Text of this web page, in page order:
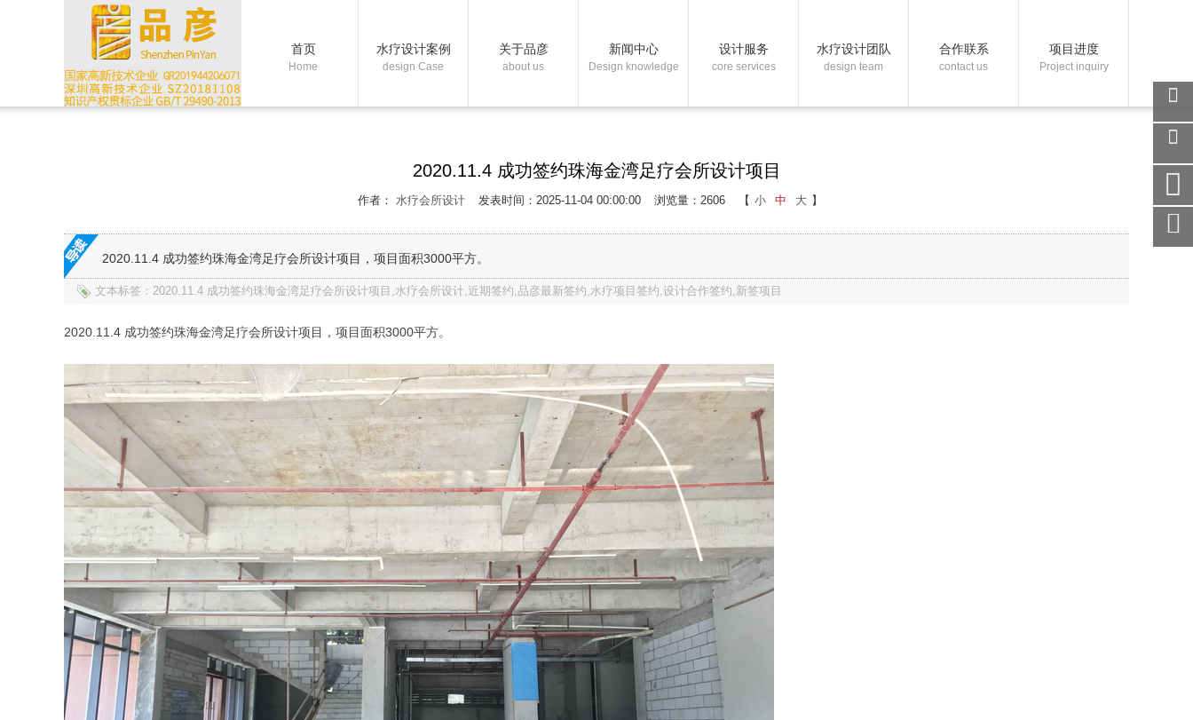
首页
Home
水疗设计案例
design Case
关于品彦
about us
新闻中心
Design knowledge
设计服务
core services
水疗设计团队
design team
合作联系
contact us
项目进度
Project inquiry
2020.11.4 成功签约珠海金湾足疗会所设计项目
作者： 水疗会所设计 发表时间：2025-11-04 00:00:00 浏览量：2606 【 小 中 大 】
2020.11.4 成功签约珠海金湾足疗会所设计项目，项目面积3000平方。
文本标签：2020.11.4 成功签约珠海金湾足疗会所设计项目,水疗会所设计,近期签约,品彦最新签约,水疗项目签约,设计合作签约,新签项目
2020.11.4 成功签约珠海金湾足疗会所设计项目，项目面积3000平方。
关注
微信
在线
手机
访问